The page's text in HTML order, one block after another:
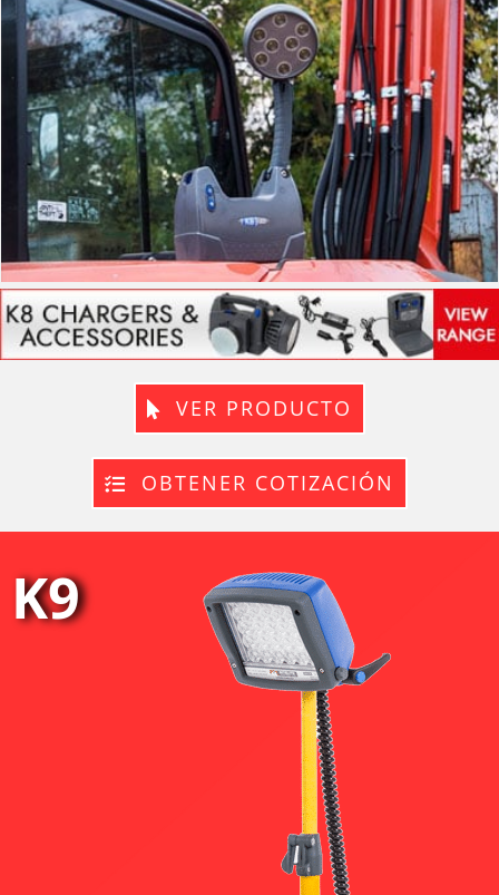
VER PRODUCTO
OBTENER COTIZACIÓN
K9